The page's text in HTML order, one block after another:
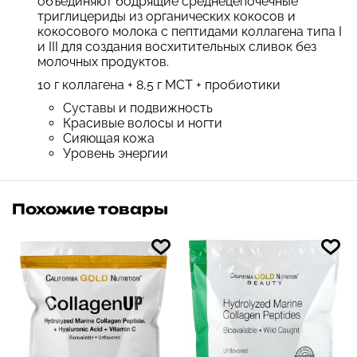
триглицериды из органических кокосов и
кокосового молока с пептидами коллагена типа I
и III для создания восхитительных сливок без
молочных продуктов.
10 г коллагена + 8,5 г MCT + пробиотики
Суставы и подвижность
Красивые волосы и ногти
Сияющая кожа
Уровень энергии
Похожие товары